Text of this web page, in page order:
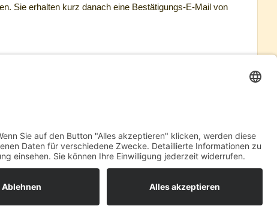
Sie erhalten kurz danach eine Bestätigungs-E-Mail von
DISCLAIMER HILFEBARRIEREFREI